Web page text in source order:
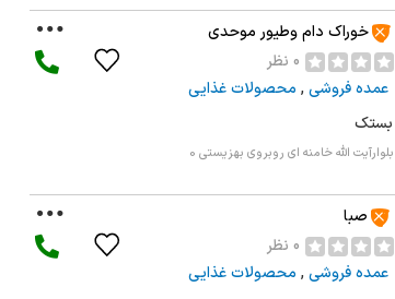
خوراک دام وطیور موحدی
0 نظر
عمده فروشی, محصولات غذایی
بستک
بلوارآیت الله خامنه ای روبروی بهزیستی 0
صبا
0 نظر
عمده فروشی, محصولات غذایی